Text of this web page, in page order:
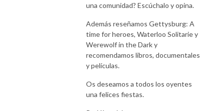
una comunidad? Escúchalo y opina.
Además reseñamos Gettysburg: A
time for heroes, Waterloo Solitarie y
Werewolf in the Dark y
recomendamos libros, documentales
y películas.
Os deseamos a todos los oyentes
una felices fiestas.